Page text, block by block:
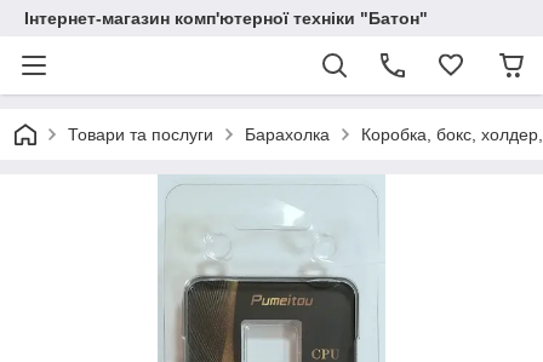
Інтернет-магазин комп'ютерної техніки "Батон"
Товари та послуги Барахолка Коробка, бокс,